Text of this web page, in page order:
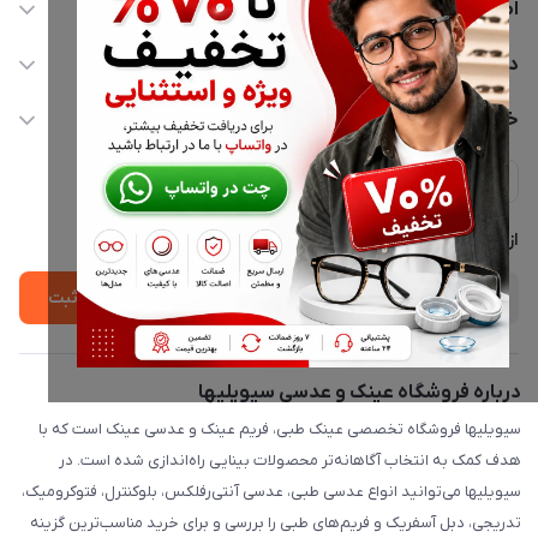
اطلاعات تماس
02177116909
info@civiliha.com
ارسال فوری در تهران + ارسال به سراسر کشور
دسترسی سریع
حساب کاربری
مجله فروشگاه
لیست محصولات
درباره ما
خدمات مشتریان
حریم خصوصی
پشتیبانی واتساپ 09397003162
از جدید‌ترین تخفیف‌ها با‌ خبر شوید
ثبت
درباره فروشگاه عینک و عدسی سیویلیها
سیویلیها فروشگاه تخصصی عینک طبی، فریم عینک و عدسی عینک است که با
هدف کمک به انتخاب آگاهانه‌تر محصولات بینایی راه‌اندازی شده است. در
سیویلیها می‌توانید انواع عدسی طبی، عدسی آنتی‌رفلکس، بلوکنترل، فتوکرومیک،
تدریجی، دبل آسفریک و فریم‌های طبی را بررسی و برای خرید مناسب‌ترین گزینه